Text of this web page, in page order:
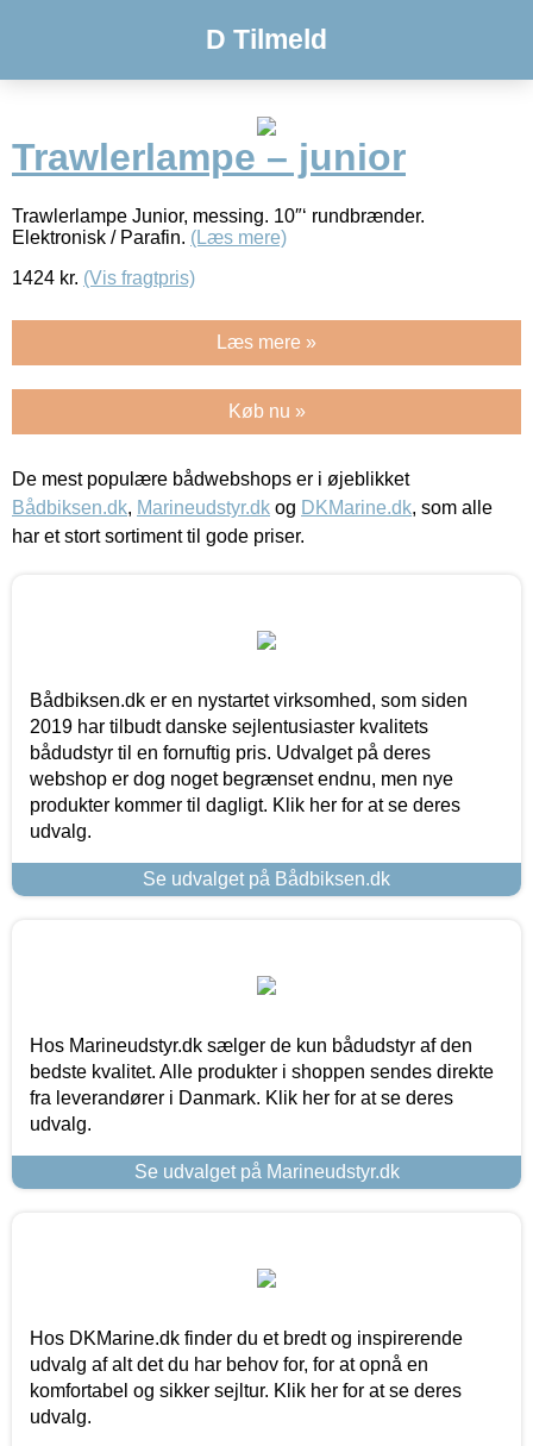
D Tilmeld
Trawlerlampe – junior
Trawlerlampe Junior, messing. 10″‘ rundbrænder.
Elektronisk / Parafin. (Læs mere)
1424 kr. (Vis fragtpris)
Læs mere »
Køb nu »
De mest populære bådwebshops er i øjeblikket
Bådbiksen.dk, Marineudstyr.dk og DKMarine.dk, som alle
har et stort sortiment til gode priser.
Bådbiksen.dk er en nystartet virksomhed, som siden
2019 har tilbudt danske sejlentusiaster kvalitets
bådudstyr til en fornuftig pris. Udvalget på deres
webshop er dog noget begrænset endnu, men nye
produkter kommer til dagligt. Klik her for at se deres
udvalg.
Se udvalget på Bådbiksen.dk
Hos Marineudstyr.dk sælger de kun bådudstyr af den
bedste kvalitet. Alle produkter i shoppen sendes direkte
fra leverandører i Danmark. Klik her for at se deres
udvalg.
Se udvalget på Marineudstyr.dk
Hos DKMarine.dk finder du et bredt og inspirerende
udvalg af alt det du har behov for, for at opnå en
komfortabel og sikker sejltur. Klik her for at se deres
udvalg.